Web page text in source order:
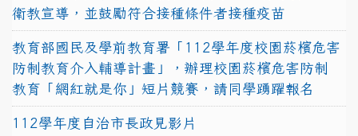
衛教宣導，並鼓勵符合接種條件者接種疫苗
教育部國民及學前教育署「112學年度校園菸檳危害
防制教育介入輔導計畫」，辦理校園菸檳危害防制
教育「網紅就是你」短片競賽，請同學踴躍報名
112學年度自治市長政見影片